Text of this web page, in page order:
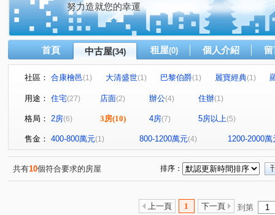
努力造就您的幸運
首頁 中古屋(34) 租屋(0) 個人介紹
社區： 合康檜邑(1) 大清盛世(1) 巴黎伯爵(1) 麗寶經典(1)
中悦森PLAZA
(1) 昭揚CBD經貿中心 愛八街
竹城兼六園 京懋会 合展悦禾 (1) 定泰翫寶
昭揚君喆(1) 鴻築麗苑(1) 君邑富疆(1)
日
莊敬路一段(2) 奉化路(2) 興華路(1) 三民路三段(1)
五福二街(1) 愛八街 (1) 國豐五街(1)
大有
富國路(1) 宏昌十街(1) 明新八街(1) 孝二街(1)
興二
同德二街 (1) 安慶街(1)
國際路
用途： 住宅(27) 店面(2) 辦公(4) 住辦(1)
格局： 2房(6) 3房(10) 4房(7) 5房以上(5)
售金： 400-800萬元(1) 800-1200萬元(4) 1200-2000萬
共有10個符合要求的房屋 排序：
上一頁 1 下一頁 到第